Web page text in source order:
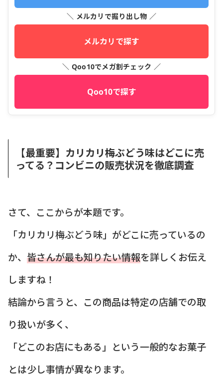
＼ メルカリで掘り出し物 ／
メルカリで探す
＼ Qoo10でメガ割チェック ／
Qoo10で探す
【最重要】カリカリ梅ぶどう味はどこに売
ってる？コンビニの販売状況を徹底調査
さて、ここからが本題です。
「カリカリ梅ぶどう味」がどこに売っているの
か、 皆さんが最も知りたい情報を詳しくお伝え
しますね！
結論から言うと、この商品は特定の店舗での取
り扱いが多く、
「どこのお店にもある」という一般的なお菓子
とは少し事情が異なります。